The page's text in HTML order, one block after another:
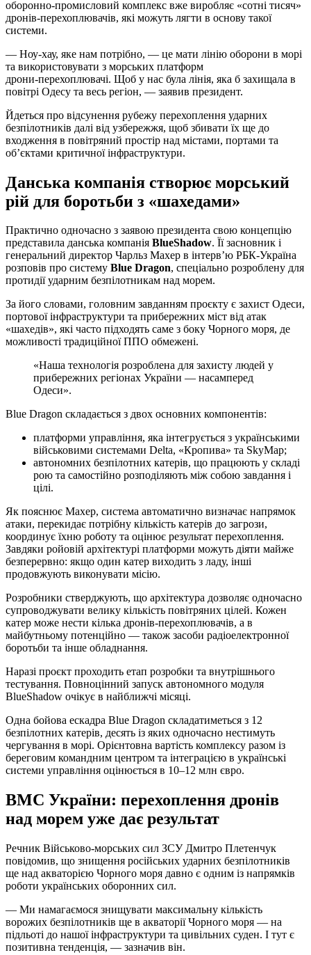
оборонно‑промисловий комплекс вже виробляє «сотні тисяч»
дронів‑перехоплювачів, які можуть лягти в основу такої
системи.
— Ноу‑хау, яке нам потрібно, — це мати лінію оборони в морі
та використовувати з морських платформ
дрони‑перехоплювачі. Щоб у нас була лінія, яка б захищала в
повітрі Одесу та весь регіон, — заявив президент.
Йдеться про відсунення рубежу перехоплення ударних
безпілотників далі від узбережжя, щоб збивати їх ще до
входження в повітряний простір над містами, портами та
об’єктами критичної інфраструктури.
Данська компанія створює морський
рій для боротьби з «шахедами»
Практично одночасно з заявою президента свою концепцію
представила данська компанія BlueShadow. Її засновник і
генеральний директор Чарльз Махер в інтерв’ю РБК‑Україна
розповів про систему Blue Dragon, спеціально розроблену для
протидії ударним безпілотникам над морем.
За його словами, головним завданням проєкту є захист Одеси,
портової інфраструктури та прибережних міст від атак
«шахедів», які часто підходять саме з боку Чорного моря, де
можливості традиційної ППО обмежені.
«Наша технологія розроблена для захисту людей у
прибережних регіонах України — насамперед
Одеси».
Blue Dragon складається з двох основних компонентів:
платформи управління, яка інтегрується з українськими
військовими системами Delta, «Кропива» та SkyMap;
автономних безпілотних катерів, що працюють у складі
рою та самостійно розподіляють між собою завдання і
цілі.
Як пояснює Махер, система автоматично визначає напрямок
атаки, перекидає потрібну кількість катерів до загрози,
координує їхню роботу та оцінює результат перехоплення.
Завдяки ройовій архітектурі платформи можуть діяти майже
безперервно: якщо один катер виходить з ладу, інші
продовжують виконувати місію.
Розробники стверджують, що архітектура дозволяє одночасно
супроводжувати велику кількість повітряних цілей. Кожен
катер може нести кілька дронів‑перехоплювачів, а в
майбутньому потенційно — також засоби радіоелектронної
боротьби та інше обладнання.
Наразі проєкт проходить етап розробки та внутрішнього
тестування. Повноцінний запуск автономного модуля
BlueShadow очікує в найближчі місяці.
Одна бойова ескадра Blue Dragon складатиметься з 12
безпілотних катерів, десять із яких одночасно нестимуть
чергування в морі. Орієнтовна вартість комплексу разом із
береговим командним центром та інтеграцією в українські
системи управління оцінюється в 10–12 млн євро.
ВМС України: перехоплення дронів
над морем уже дає результат
Речник Військово‑морських сил ЗСУ Дмитро Плетенчук
повідомив, що знищення російських ударних безпілотників
ще над акваторією Чорного моря давно є одним із напрямків
роботи українських оборонних сил.
— Ми намагаємося знищувати максимальну кількість
ворожих безпілотників ще в акваторії Чорного моря — на
підльоті до нашої інфраструктури та цивільних суден. І тут є
позитивна тенденція, — зазначив він.